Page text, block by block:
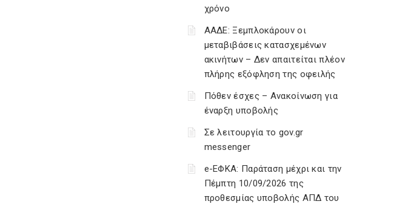
χρόνο
ΑΑΔΕ: Ξεμπλοκάρουν οι
μεταβιβάσεις κατασχεμένων
ακινήτων – Δεν απαιτείται πλέον
πλήρης εξόφληση της οφειλής
Πόθεν έσχες – Ανακοίνωση για
έναρξη υποβολής
Σε λειτουργία το gov.gr
messenger
e-ΕΦΚΑ: Παράταση μέχρι και την
Πέμπτη 10/09/2026 της
προθεσμίας υποβολής ΑΠΔ του